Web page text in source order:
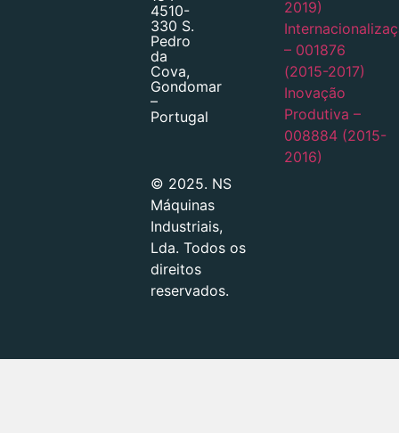
4510-
330 S.
Pedro
da
Cova,
Gondomar
–
Portugal
© 2025. NS
Máquinas
Industriais,
Lda. Todos os
direitos
reservados.
2019)
– 001876
(2015-2017)
Inovação
Produtiva –
008884 (2015-
2016)